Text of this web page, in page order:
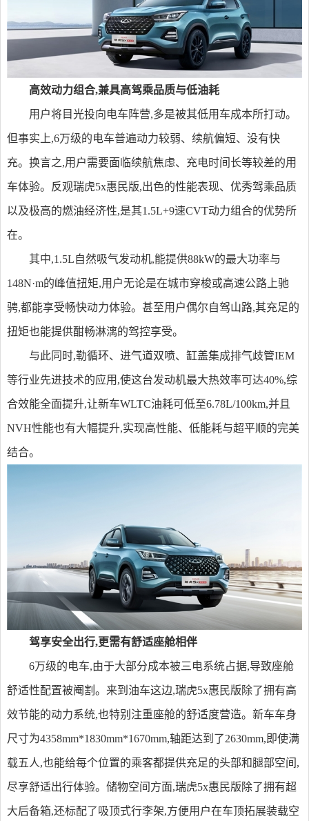
高效动力组合,兼具高驾乘品质与低油耗
用户将目光投向电车阵营,多是被其低用车成本所打动。
但事实上,6万级的电车普遍动力较弱、续航偏短、没有快
充。换言之,用户需要面临续航焦虑、充电时间长等较差的用
车体验。反观瑞虎5x惠民版,出色的性能表现、优秀驾乘品质
以及极高的燃油经济性,是其1.5L+9速CVT动力组合的优势所
在。
其中,1.5L自然吸气发动机,能提供88kW的最大功率与
148N·m的峰值扭矩,用户无论是在城市穿梭或高速公路上驰
骋,都能享受畅快动力体验。甚至用户偶尔自驾山路,其充足的
扭矩也能提供酣畅淋漓的驾控享受。
与此同时,勒循环、进气道双喷、缸盖集成排气歧管IEM
等行业先进技术的应用,使这台发动机最大热效率可达40%,综
合效能全面提升,让新车WLTC油耗可低至6.78L/100km,并且
NVH性能也有大幅提升,实现高性能、低能耗与超平顺的完美
结合。
驾享安全出行,更需有舒适座舱相伴
6万级的电车,由于大部分成本被三电系统占据,导致座舱
舒适性配置被阉割。来到油车这边,瑞虎5x惠民版除了拥有高
效节能的动力系统,也特别注重座舱的舒适度营造。新车车身
尺寸为4358mm*1830mm*1670mm,轴距达到了2630mm,即使满
载五人,也能给每个位置的乘客都提供充足的头部和腿部空间,
尽享舒适出行体验。储物空间方面,瑞虎5x惠民版除了拥有超
大后备箱,还标配了吸顶式行李架,方便用户在车顶拓展装载空